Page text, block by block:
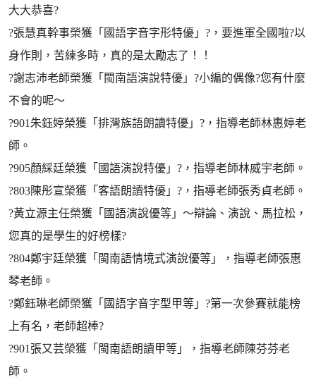
大大恭喜?
?張慧真幹事榮獲「國語字音字形特優」?，要進軍全國啦?以
身作則，苦練多時，真的是太勵志了！！
?謝志沛老師榮獲「閩南語演說特優」?小編的偶像?您有什麼
不會的呢～
?901朱鈺婷榮獲「排灣族語朗讀特優」?，指導老師林惠婷老
師。
?905顏綵廷榮獲「國語演說特優」?，指導老師林威宇老師。
?803陳彤宣榮獲「客語朗讀特優」?，指導老師張秀貞老師。
?黃立源主任榮獲「國語演說優等」～辯論、演說、馬拉松，
您真的是學生的好榜樣?
?804鄭宇廷榮獲「閩南語情境式演說優等」，指導老師張惠
琴老師。
?鄭鈺琳老師榮獲「國語字音字型甲等」?第一次參賽就能榜
上有名，老師超棒?
?901張又芸榮獲「閩南語朗讀甲等」，指導老師陳芬芬老
師。